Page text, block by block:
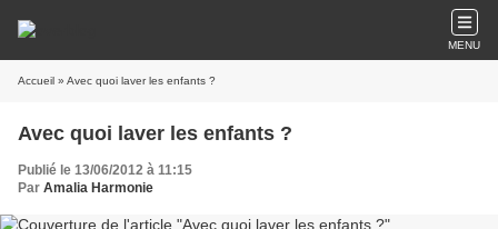
MENU
Accueil » Avec quoi laver les enfants ?
Avec quoi laver les enfants ?
Publié le 13/06/2012 à 11:15
Par Amalia Harmonie